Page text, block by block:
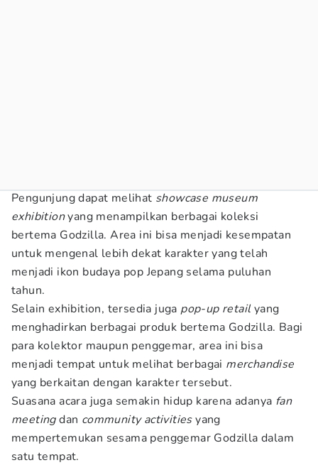
Pengunjung dapat melihat showcase museum
exhibitionyang menampilkan berbagai koleksi
bertema Godzilla. Area ini bisa menjadi kesempatan
untuk mengenal lebih dekat karakter yang telah
menjadi ikon budaya pop Jepang selama puluhan
tahun.
Selain exhibition, tersedia juga pop-up retailyang
menghadirkan berbagai produk bertema Godzilla. Bagi
para kolektor maupun penggemar, area ini bisa
menjadi tempat untuk melihat berbagai merchandise
yang berkaitan dengan karakter tersebut.
Suasana acara juga semakin hidup karena adanya fan
meetingdan community activitiesyang
mempertemukan sesama penggemar Godzilla dalam
satu tempat.